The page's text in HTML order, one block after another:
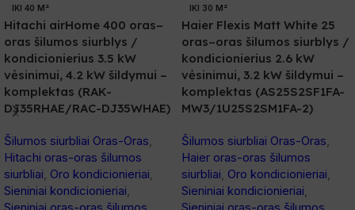
IKI 40 M²
Hitachi airHome 400 oras–
oras šilumos siurblys /
kondicionierius 3.5 kW
vėsinimui, 4.2 kW šildymui –
komplektas (RAK-
DJ35RHAE/RAC-DJ35WHAE)
Šilumos siurbliai Oras-Oras,
Hitachi oras-oras šilumos
siurbliai, Oro kondicionieriai,
Sieniniai kondicionieriai,
IKI 30 M²
Haier Flexis Matt White 25
oras–oras šilumos siurblys /
kondicionierius 2.6 kW
vėsinimui, 3.2 kW šildymui –
komplektas (AS25S2SF1FA-
MW3/1U25S2SM1FA-2)
Šilumos siurbliai Oras-Oras,
Haier oras-oras šilumos
siurbliai, Oro kondicionieriai,
Sieniniai kondicionieriai,